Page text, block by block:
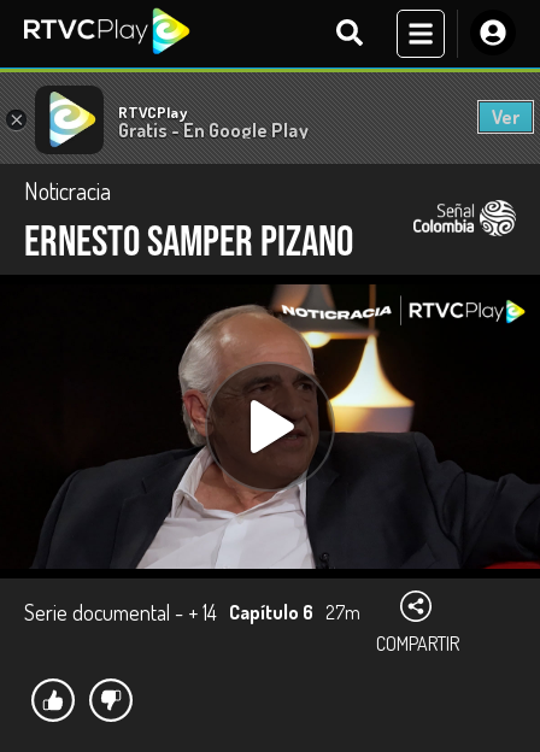
× RTVCPlay
Gratis - En Google Play
Ver
Noticracia
Ernesto Samper Pizano
Serie documental - + 14 Capítulo 6 27m
COMPARTIR